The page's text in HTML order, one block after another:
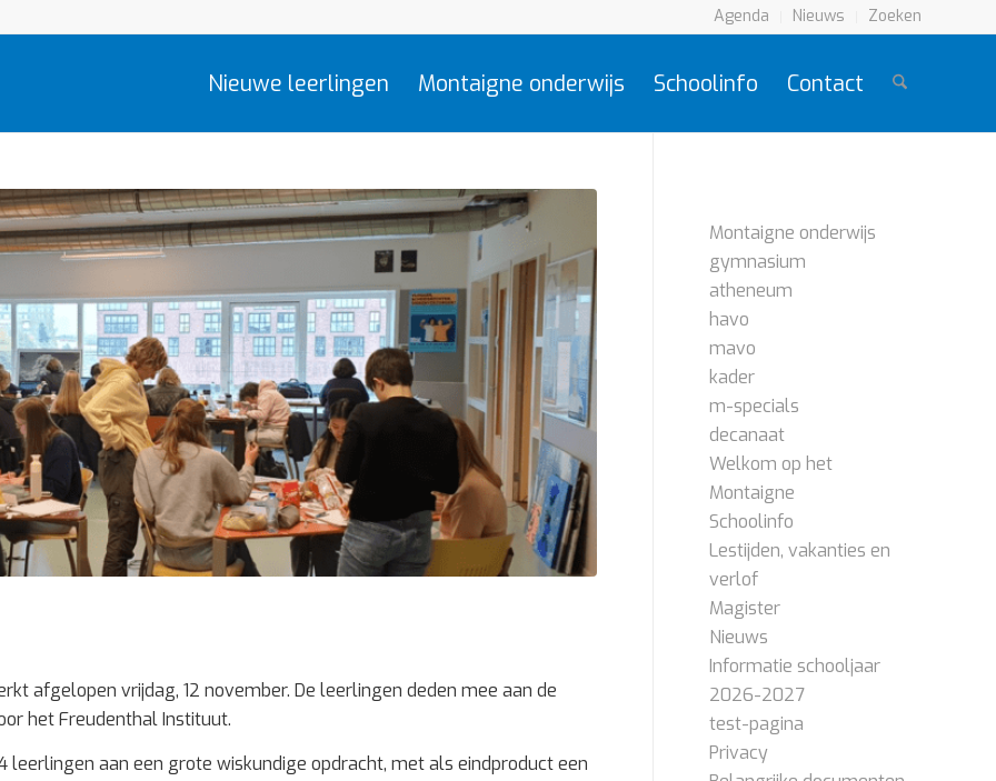
Agenda Nieuws Zoeken
Nieuwe leerlingen Montaigne onderwijs Schoolinfo Contact
afgelopen vrijdag, 12 november. De leerlingen deden mee aan de
het Freudenthal Instituut.
aan een grote wiskundige opdracht, met als eindproduct een
Montaigne onderwijs
gymnasium
atheneum
havo
mavo
kader
m-specials
decanaat
Welkom op het
Montaigne
Schoolinfo
Lestijden, vakanties en
verlof
Magister
Nieuws
Informatie schooljaar
2026-2027
test-pagina
Privacy